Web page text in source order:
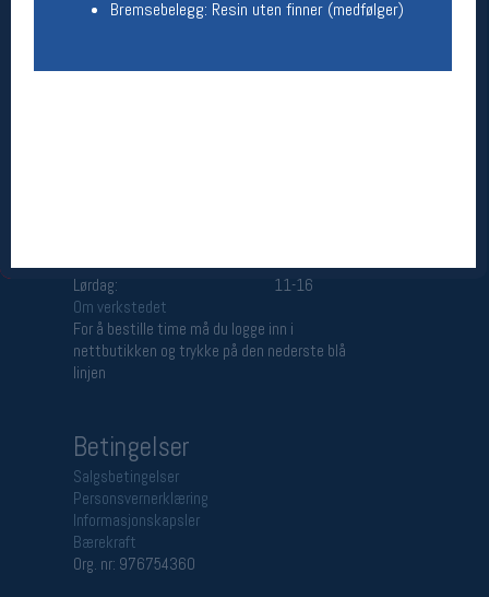
Bremsebelegg: Resin uten finner (medfølger)
Man-Fredag:
11-18
Lørdag:
11-16
Om verkstedet
For å bestille time må du logge inn i
nettbutikken og trykke på den nederste blå
linjen
Betingelser
Salgsbetingelser
Personsvernerklæring
Informasjonskapsler
Bærekraft
Org. nr: 976754360